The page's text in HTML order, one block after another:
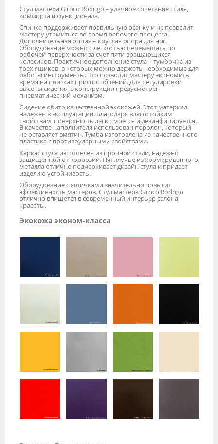
Стул мастера Giroco Rodrigo – удачное сочетание стиля,
комфорта и функционала.
Спинка поддерживает правильную осанку и не позволит
мастеру утомиться во время рабочего процесса.
Дополнительная опция – круглая опора для ног.
Оборудование можно с легкостью перемещать по
рабочей поверхности за счет пяти вращающихся
колесиков. Практичное дополнение стула – тумбочка из
трех ящиков, в которых можно держать необходимые для
работы инструменты. Это позволит мастеру экономить
время на поисках приспособлений. Для регулировки
высоты сидения в конструкции предусмотрен
пневматический механизм.
Сидение обито качественной экокожей. Этот материал
надежен в эксплуатации. Благодаря влагостойким
свойствам, поверхность легко моется и дезинфицируется.
В качестве наполнителя использован поролон, который
не оставляет вмятин. Тумба изготовлена из качественного
пластика с противоударными свойствами.
Каркас стула изготовлен из прочной стали, надежно
защищенной от коррозии. Пятилучье из хромированного
металла отлично подчеркивает дизайн стула и придает
изделию устойчивость.
Оборудование с ящичками значительно повысит
эффективность мастеров. Стул мастера Giroco Rodrigo
отлично впишется в современный интерьер салона
красоты.
Экокожа эконом-класса